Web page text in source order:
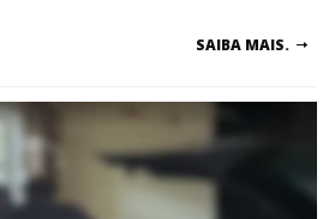
SAIBA MAIS.